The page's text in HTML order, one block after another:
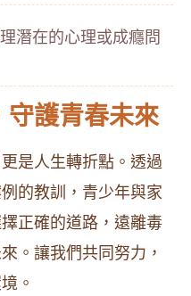
潛在的心理或成癮問
守護青春未來
是人生轉折點。透過
的教訓，青少年與家
正確的道路，遠離毒
。讓我們共同努力，
。